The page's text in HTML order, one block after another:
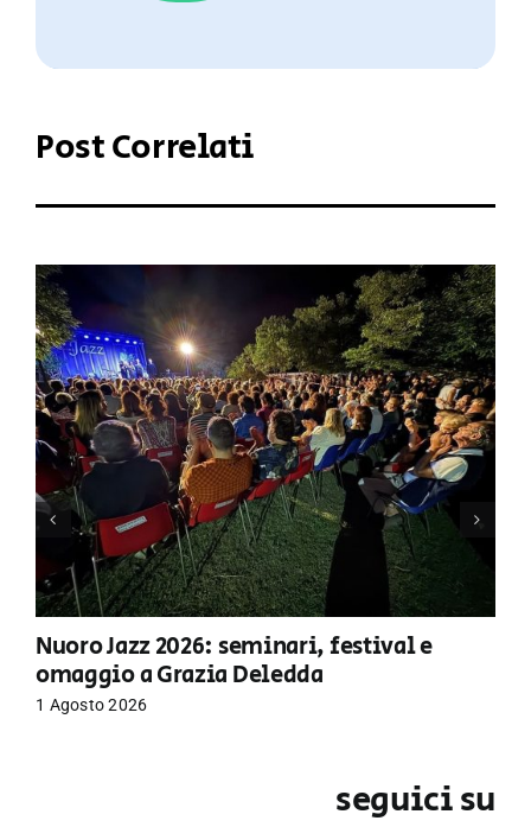
Post Correlati
Nuoro Jazz 2026: seminari, festival e
omaggio a Grazia Deledda
1 Agosto 2026
seguici su